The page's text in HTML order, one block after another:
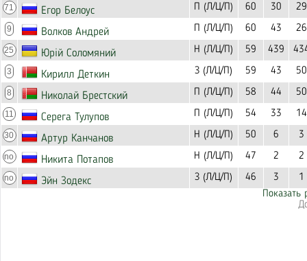
71 Егор Белоус П (Л/Ц/П) 60 30 29
9 Волков Андрей П (Л/Ц/П) 60 43 26
25 Юрій Соломяний Н (Л/Ц/П) 59 439
3 Кирилл Деткин З (Л/Ц/П) 59 43 50
8 Николай Брестский П (Л/Ц/П) 58 44 50
11 Серега Тулупов П (Л/Ц/П) 54 33 14
30 Артур Канчанов Н (Л/Ц/П) 50 6 3
no Никита Потапов Н (Л/Ц/П) 47 2 2
no Эйн Зодекс З (Л/Ц/П) 46 3
1
Показать